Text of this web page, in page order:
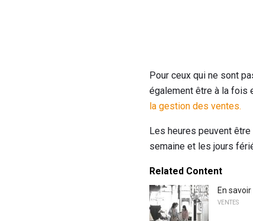
Pour ceux qui ne sont
également être à la fois
la gestion des ventes.
Les heures peuvent
semaine et les jours
Related Content
En
VENTES